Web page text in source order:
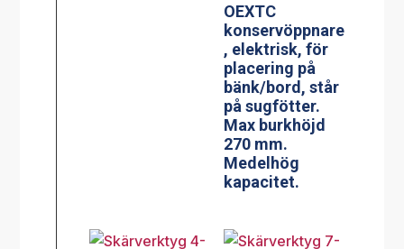
OEXTC
konservöppnare
, elektrisk, för
placering på
bänk/bord, står
på sugfötter.
Max burkhöjd
270 mm.
Medelhög
kapacitet.